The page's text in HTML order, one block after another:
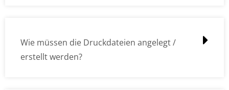
Wie müssen die Druckdateien angelegt /
erstellt werden?